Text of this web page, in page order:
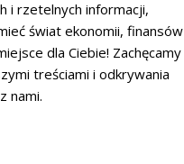
i rzetelnych informacji,
świat ekonomii, finansów
dla Ciebie! Zachęcamy
treściami i odkrywania
nami.